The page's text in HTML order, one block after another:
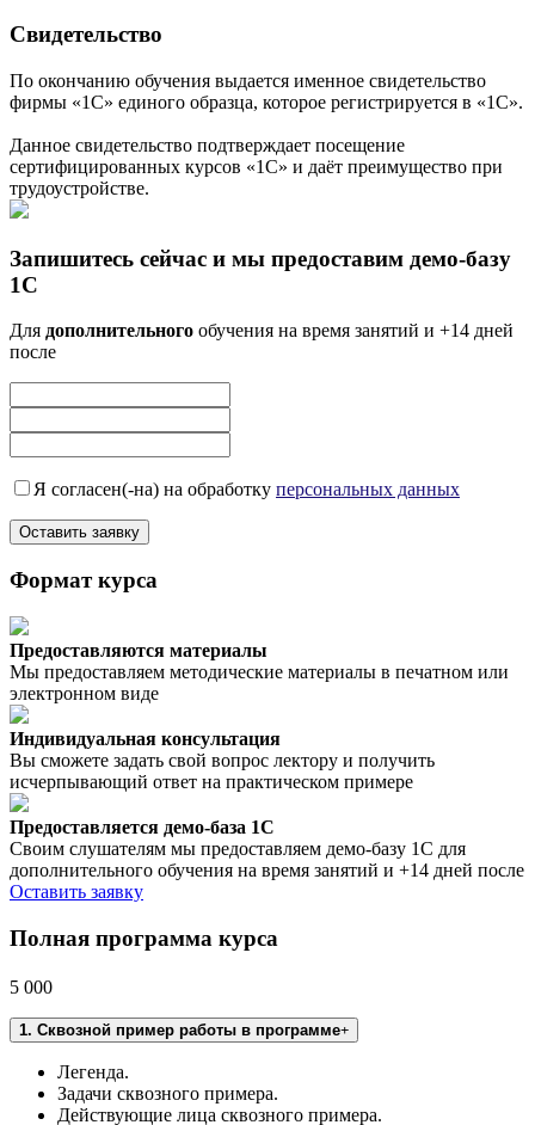
Свидетельство
По окончанию обучения выдается именное свидетельство
фирмы «1С» единого образца, которое регистрируется в «1С».
Данное свидетельство подтверждает посещение
сертифицированных курсов «1С» и даёт преимущество при
трудоустройстве.
Запишитесь сейчас и мы предоставим демо-базу
1С
Для дополнительного обучения на время занятий и +14 дней
после
Я согласен(-на) на обработку персональных данных
Формат курса
Предоставляются материалы
Мы предоставляем методические материалы в печатном или
электронном виде
Индивидуальная консультация
Вы сможете задать свой вопрос лектору и получить
исчерпывающий ответ на практическом примере
Предоставляется демо-база 1С
Своим слушателям мы предоставляем демо-базу 1С для
дополнительного обучения на время занятий и +14 дней после
Оставить заявку
Полная программа курса
5 000
1. Сквозной пример работы в программе
Легенда.
Задачи сквозного примера.
Действующие лица сквозного примера.